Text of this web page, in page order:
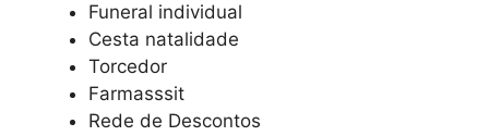
Funeral individual
Cesta natalidade
Torcedor
Farmasssit
Rede de Descontos